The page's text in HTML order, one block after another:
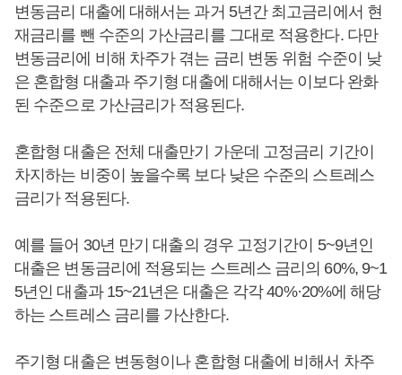
변동금리 대출에 대해서는 과거 5년간 최고금리에서 현
재금리를 뺀 수준의 가산금리를 그대로 적용한다. 다만
변동금리에 비해 차주가 겪는 금리 변동 위험 수준이 낮
은 혼합형 대출과 주기형 대출에 대해서는 이보다 완화
된 수준으로 가산금리가 적용된다.
혼합형 대출은 전체 대출만기 가운데 고정금리 기간이
차지하는 비중이 높을수록 보다 낮은 수준의 스트레스
금리가 적용된다.
예를 들어 30년 만기 대출의 경우 고정기간이 5~9년인
대출은 변동금리에 적용되는 스트레스 금리의 60%, 9~1
5년인 대출과 15~21년은 대출은 각각 40%·20%에 해당
하는 스트레스 금리를 가산한다.
주기형 대출은 변동형이나 혼합형 대출에 비해서 차주